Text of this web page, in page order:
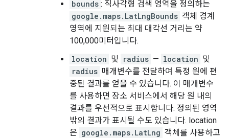
bounds : 직사각형 검색 영역을 정의하는
google.maps.LatLngBounds 객체 경계
영역에 지원되는 최대 대각선 거리는 약
100,000미터입니다.
location 및 radius — location 및
radius 매개변수를 전달하여 특정 원에 편
중된 결과를 얻을 수 있습니다. 이 매개변수
를 사용하면 장소 서비스에서 해당 원 내의
결과를 우선적으로 표시합니다. 정의된 영역
밖의 결과가 표시될 수도 있습니다. location
은 google.maps.LatLng 객체를 사용하고